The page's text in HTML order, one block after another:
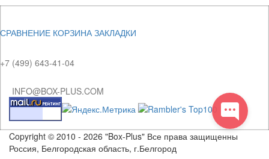
СРАВНЕНИЕ КОРЗИНА ЗАКЛАДКИ
+7 (499) 643-41-04
INFO@BOX-PLUS.COM
Copyright © 2010 - 2026 "Box-Plus" Все права защищенны
Россия, Белгородская область, г.Белгород